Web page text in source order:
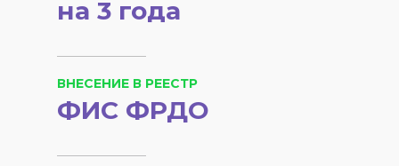
на 3 года
ВНЕСЕНИЕ В РЕЕСТР
ФИС ФРДО